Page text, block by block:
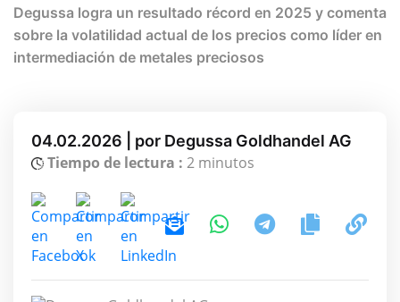
Degussa logra un resultado récord en 2025 y comenta
sobre la volatilidad actual de los precios como líder en
intermediación de metales preciosos
04.02.2026 | por Degussa Goldhandel AG
Tiempo de lectura : 2 minutos